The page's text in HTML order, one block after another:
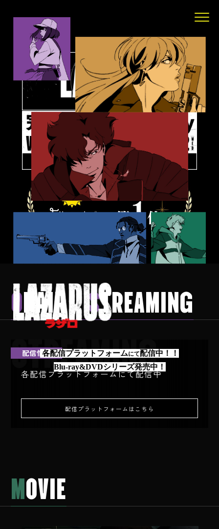
各配信プラットフォームにて配信中！！
Blu-ray&DVDシリーズ発売中！
ONAIR /STREAMING
配信情報
STREAMING
各配信プラットフォームにて配信中
配信プラットフォームはこちら
MOVIE